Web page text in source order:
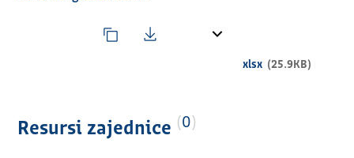
xlsx (25.9KB)
Resursi zajednice 0